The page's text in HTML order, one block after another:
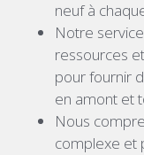
neuf à
Notre
ressources
pour fournir
en amont et
Nous
complexe et